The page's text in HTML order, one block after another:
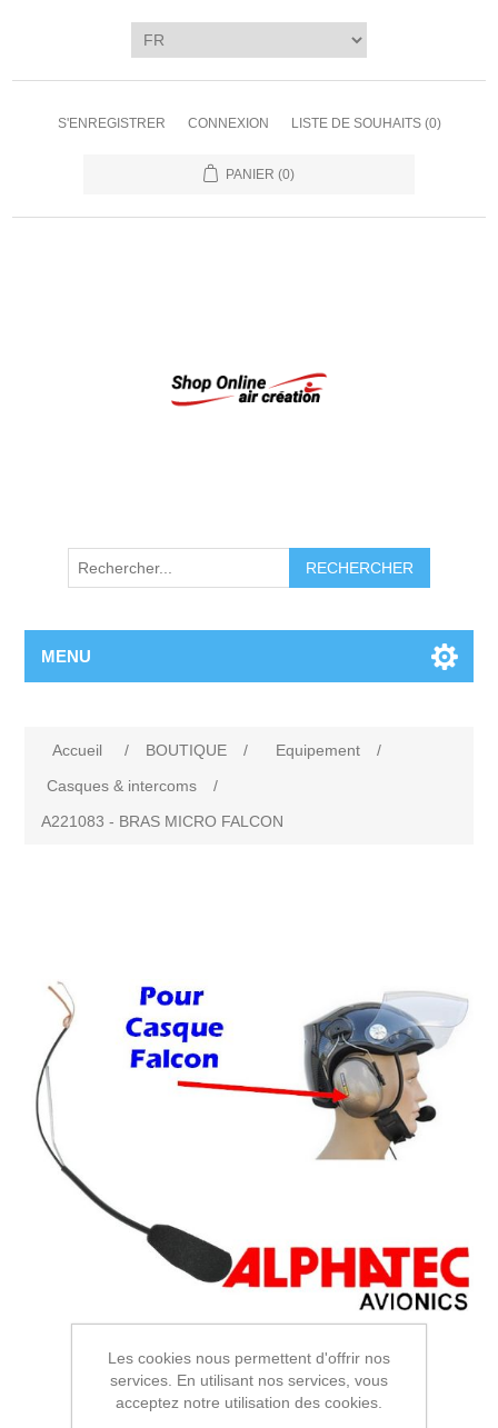
S'ENREGISTRER CONNEXION LISTE DE SOUHAITS (0)
PANIER (0)
RECHERCHER
MENU
Accueil / BOUTIQUE / Equipement
/
Casques & intercoms
/
A221083 - BRAS MICRO FALCON
Les cookies nous permettent d'offrir nos
services. En utilisant nos services, vous
acceptez notre utilisation des cookies.